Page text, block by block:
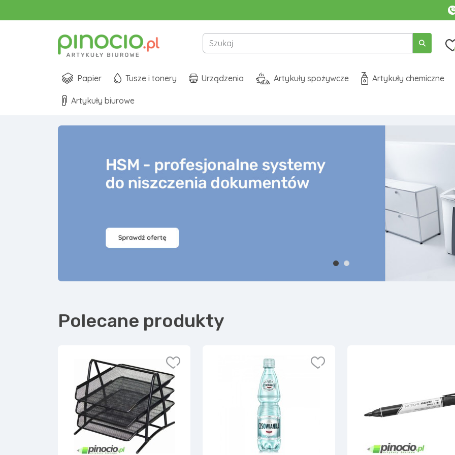
Papier Tusze i tonery Urządzenia Artykuły spożywcze Artykuły chemiczne
Artykuły biurowe
Polecane produkty